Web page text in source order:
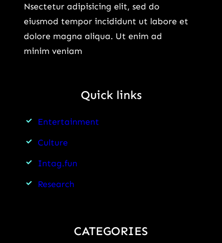
Nsectetur adipisicing elit, sed do
eiusmod tempor incididunt ut labore et
dolore magna aliqua. Ut enim ad
minim veniam
Quick links
Entertainment
Culture
Intag.fun
Research
CATEGORIES